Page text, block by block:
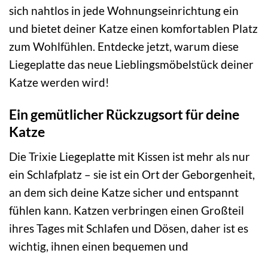
sich nahtlos in jede Wohnungseinrichtung ein
und bietet deiner Katze einen komfortablen Platz
zum Wohlfühlen. Entdecke jetzt, warum diese
Liegeplatte das neue Lieblingsmöbelstück deiner
Katze werden wird!
Ein gemütlicher Rückzugsort für deine
Katze
Die Trixie Liegeplatte mit Kissen ist mehr als nur
ein Schlafplatz – sie ist ein Ort der Geborgenheit,
an dem sich deine Katze sicher und entspannt
fühlen kann. Katzen verbringen einen Großteil
ihres Tages mit Schlafen und Dösen, daher ist es
wichtig, ihnen einen bequemen und